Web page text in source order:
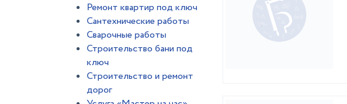
Ремонт квартир под ключ
Сантехнические работы
Сварочные работы
Строительство бани под
ключ
Строительство и ремонт
дорог